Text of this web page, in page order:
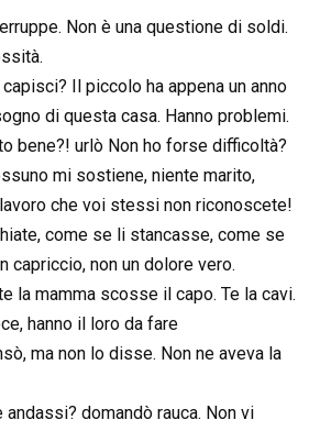
Non è una questione di soldi.
Il piccolo ha appena un anno
di questa casa. Hanno problemi.
bene?! urlò Non ho forse difficoltà?
mi sostiene, niente marito,
che voi stessi non riconoscete!
come se li stancasse, come se
capriccio, non un dolore vero.
la mamma scosse il capo. Te la cavi.
hanno il loro da fare
ma non lo disse. Non ne aveva la
domandò rauca. Non vi